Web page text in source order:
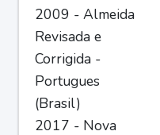
2009 - Almeida
Revisada e
Corrigida -
Portugues
(Brasil)
2017 - Nova